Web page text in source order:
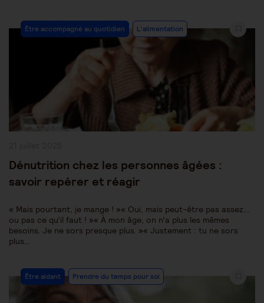
Post
Category:
Être accompagné au quotidien L'alimentation
Dénutrition chez les personnes âgées :
savoir repérer et réagir
« Mais pourtant, je mange ! »« Oui, mais peut-être pas assez…
ou pas ce qu’il faut ! »« À mon âge, on n’a plus les mêmes
besoins. Je ne sors presque plus. »« Justement : tu ne sors
plus…
Post
Category:
Être aidant Prendre du temps pour soi